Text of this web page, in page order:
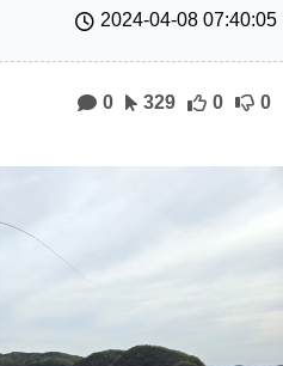
2024-04-08 07:40:05
0 329 0 0